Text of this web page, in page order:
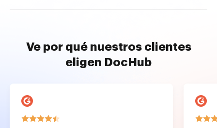
Ve por qué nuestros clientes
eligen DocHub